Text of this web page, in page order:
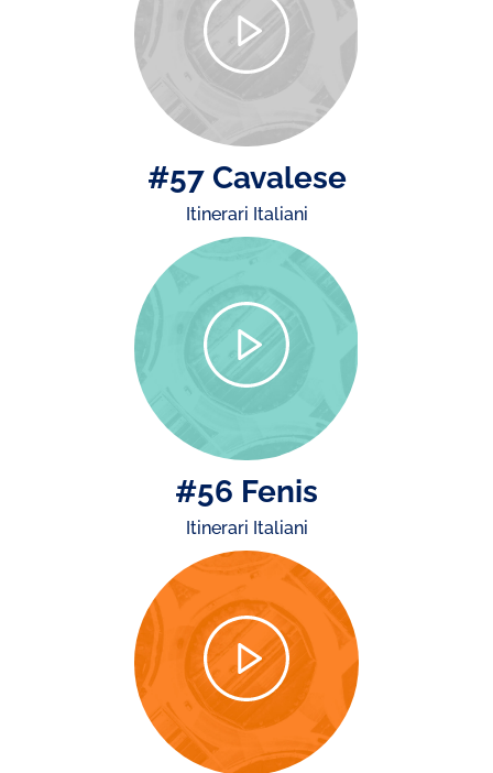
#57 Cavalese
Itinerari Italiani
#56 Fenis
Itinerari Italiani